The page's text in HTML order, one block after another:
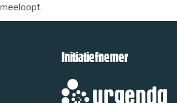
meeloopt.
Initiatiefnemer